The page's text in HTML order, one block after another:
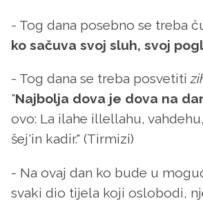
- Tog dana posebno se treba
ko sačuva svoj sluh, svoj
- Tog dana se treba posvetiti
"Najbolja dova je dova na
ovo: La ilahe illellahu,
šej'in kadir." (Tirmizi)
- Na ovaj dan ko bude u
svaki dio tijela koji oslobodi,